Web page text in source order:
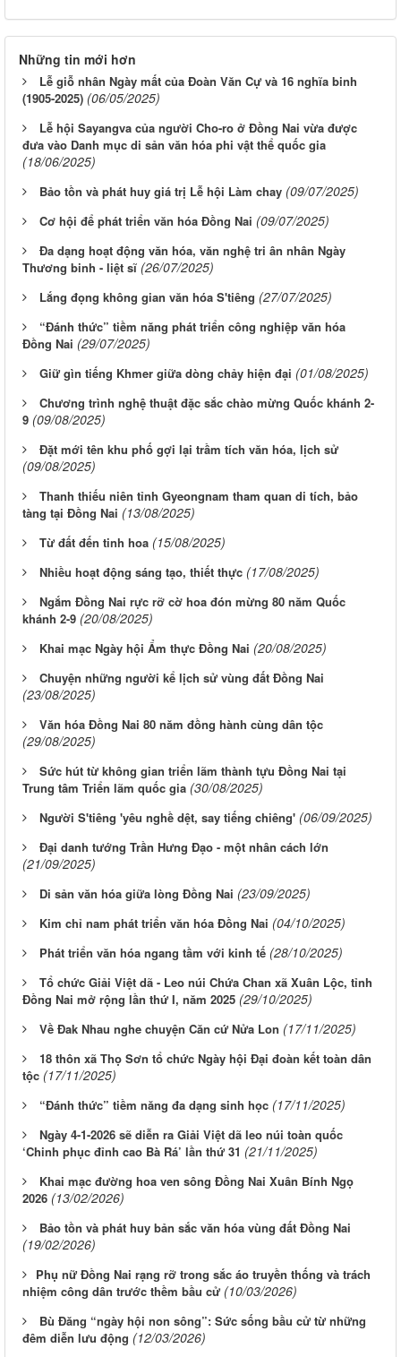
Những tin mới hơn
Lễ giỗ nhân Ngày mất của Đoàn Văn Cự và 16 nghĩa binh
(1905-2025) (06/05/2025)
Lễ hội Sayangva của người Cho-ro ở Đồng Nai vừa được
đưa vào Danh mục di sản văn hóa phi vật thể quốc gia
(18/06/2025)
Bảo tồn và phát huy giá trị Lễ hội Làm chay (09/07/2025)
Cơ hội để phát triển văn hóa Đồng Nai (09/07/2025)
Đa dạng hoạt động văn hóa, văn nghệ tri ân nhân Ngày
Thương binh - liệt sĩ (26/07/2025)
Lắng đọng không gian văn hóa S'tiêng (27/07/2025)
“Đánh thức” tiềm năng phát triển công nghiệp văn hóa
Đồng Nai (29/07/2025)
Giữ gìn tiếng Khmer giữa dòng chảy hiện đại (01/08/2025)
Chương trình nghệ thuật đặc sắc chào mừng Quốc khánh 2-
9 (09/08/2025)
Đặt mới tên khu phố gợi lại trầm tích văn hóa, lịch sử
(09/08/2025)
Thanh thiếu niên tỉnh Gyeongnam tham quan di tích, bảo
tàng tại Đồng Nai (13/08/2025)
Từ đất đến tinh hoa (15/08/2025)
Nhiều hoạt động sáng tạo, thiết thực (17/08/2025)
Ngắm Đồng Nai rực rỡ cờ hoa đón mừng 80 năm Quốc
khánh 2-9 (20/08/2025)
Khai mạc Ngày hội Ẩm thực Đồng Nai (20/08/2025)
Chuyện những người kể lịch sử vùng đất Đồng Nai
(23/08/2025)
Văn hóa Đồng Nai 80 năm đồng hành cùng dân tộc
(29/08/2025)
Sức hút từ không gian triển lãm thành tựu Đồng Nai tại
Trung tâm Triển lãm quốc gia (30/08/2025)
Người S'tiêng 'yêu nghề dệt, say tiếng chiêng' (06/09/2025)
Đại danh tướng Trần Hưng Đạo - một nhân cách lớn
(21/09/2025)
Di sản văn hóa giữa lòng Đồng Nai (23/09/2025)
Kim chỉ nam phát triển văn hóa Đồng Nai (04/10/2025)
Phát triển văn hóa ngang tầm với kinh tế (28/10/2025)
Tổ chức Giải Việt dã - Leo núi Chứa Chan xã Xuân Lộc, tỉnh
Đồng Nai mở rộng lần thứ I, năm 2025 (29/10/2025)
Về Đak Nhau nghe chuyện Căn cứ Nửa Lon (17/11/2025)
18 thôn xã Thọ Sơn tổ chức Ngày hội Đại đoàn kết toàn dân
tộc (17/11/2025)
“Đánh thức” tiềm năng đa dạng sinh học (17/11/2025)
Ngày 4-1-2026 sẽ diễn ra Giải Việt dã leo núi toàn quốc
‘Chinh phục đỉnh cao Bà Rá’ lần thứ 31 (21/11/2025)
Khai mạc đường hoa ven sông Đồng Nai Xuân Bính Ngọ
2026 (13/02/2026)
Bảo tồn và phát huy bản sắc văn hóa vùng đất Ðồng Nai
(19/02/2026)
​​​​​​​Phụ nữ Đồng Nai rạng rỡ trong sắc áo truyền thống và trách
nhiệm công dân trước thềm bầu cử (10/03/2026)
Bù Đăng “ngày hội non sông”: Sức sống bầu cử từ những
đêm diễn lưu động (12/03/2026)